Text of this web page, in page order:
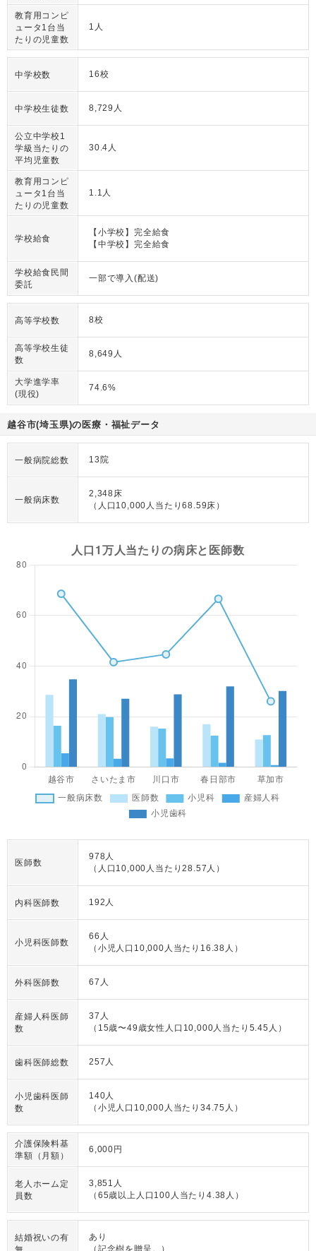
教育用コンピ
ュータ1台当
たりの児童数
1人
中学校数 16校
中学校生徒数 8,729人
公立中学校1
学級当たりの
平均児童数
30.4人
教育用コンピ
ュータ1台当
たりの児童数
1.1人
学校給食
【小学校】完全給食
【中学校】完全給食
学校給食民間
委託
一部で導入(配送)
高等学校数 8校
高等学校生徒
数
8,649人
大学進学率
(現役)
74.6%
越谷市(埼玉県)の医療・福祉データ
一般病院総数 13院
一般病床数
2,348床
（人口10,000人当たり68.59床）
医師数
978人
（人口10,000人当たり28.57人）
内科医師数 192人
小児科医師数
66人
（小児人口10,000人当たり16.38人）
外科医師数 67人
産婦人科医師
数
37人
（15歳〜49歳女性人口10,000人当たり5.45人）
歯科医師総数 257人
小児歯科医師
数
140人
（小児人口10,000人当たり34.75人）
介護保険料基
準額（月額）
6,000円
老人ホーム定
員数
3,851人
（65歳以上人口100人当たり4.38人）
結婚祝いの有
あり
（記念樹を贈呈。）